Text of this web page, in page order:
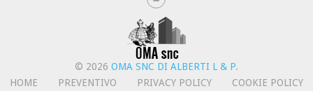
© 2026 OMA SNC DI ALBERTI L & P.
HOME
PREVENTIVO PRIVACY POLICY
COOKIE POLICY